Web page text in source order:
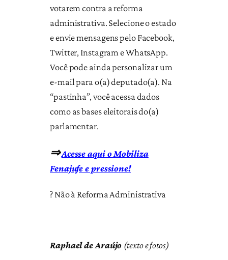
votarem contra a reforma
administrativa. Selecione o estado
e envie mensagens pelo Facebook,
Twitter, Instagram e WhatsApp.
Você pode ainda personalizar um
e-mail para o(a) deputado(a). Na
“pastinha”, você acessa dados
como as bases eleitorais do(a)
parlamentar.
⇒Acesse aqui o Mobiliza
Fenajufe e pressione!
? Não à Reforma Administrativa
Raphael de Araújo (texto e fotos)